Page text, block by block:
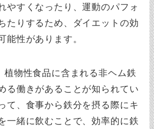
やすくなったり、運動のパフォ
たりするため、ダイエットの効
能性があります。
植物性食品に含まれる非ヘム鉄
る働きがあることが知られてい
て、食事から鉄分を摂る際にキ
一緒に飲むことで、効率的に鉄